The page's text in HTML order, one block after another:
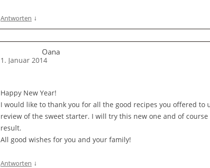
Antworten ↓
Oana
1. Januar 2014
Happy New Year!
I would like to thank you for all the good recipes you offered to
review of the sweet starter. I will try this new one and of course
result.
All good wishes for you and your family!
Antworten ↓